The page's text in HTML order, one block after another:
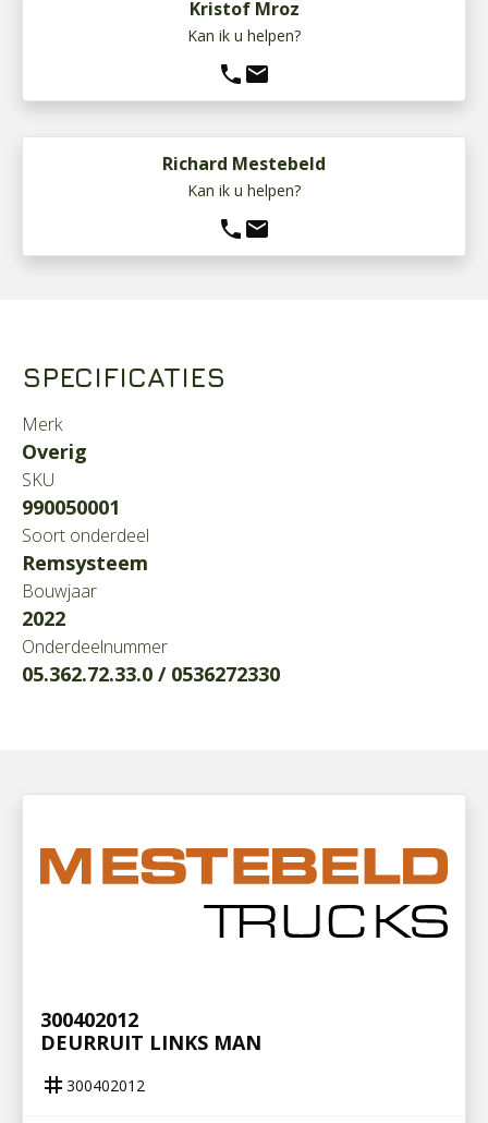
Kristof Mroz
Kan ik u helpen?
phone mail
Richard Mestebeld
Kan ik u helpen?
phone mail
SPECIFICATIES
Merk
Overig
SKU
990050001
Soort onderdeel
Remsysteem
Bouwjaar
2022
Onderdeelnummer
05.362.72.33.0 / 0536272330
300402012
DEURRUIT LINKS MAN
tag 300402012